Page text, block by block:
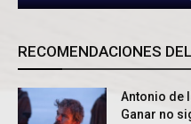
RECOMENDACIONES
Antonio de
Ganar no